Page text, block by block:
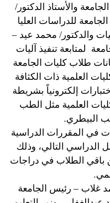
والأستاذ الدكتور/
للدراسات العليا
والدكتور/ محمد عيد –
لمتابعة تنفيذ آليات
طلاب كليات الجامعة
العلمية ذات الكثافة
إلكترونياً بشريطة
العلمية مثل الطب
البيطري.
في المقررات الدراسية
الدراسي التالي، وذلك
باقي الطلاب في دراجات
غلاب – رئيس الجامعة